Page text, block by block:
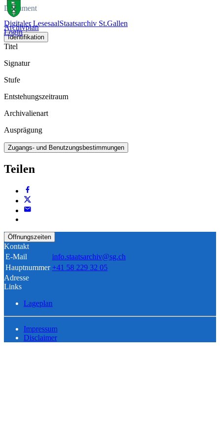
Digitaler LesesaalStaatsarchiv St.Gallen
Login
Dokument
Archivplan
Identifikation
Titel
Signatur
Stufe
Entstehungszeitraum
Archivalienart
Ausprägung
Zugangs- und Benutzungsbestimmungen
Teilen
Öffnungszeiten
Kontakt
E-Mail
info.staatsarchiv@sg.ch
Hauptnummer +41 58 229 32 05
Adresse
Links
Lageplan
Impressum
Disclaimer